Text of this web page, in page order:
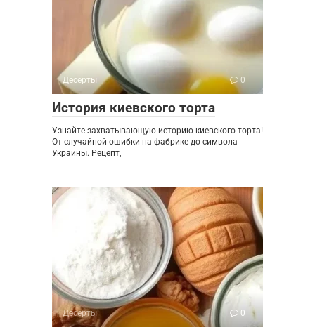
Десерты 0
История киевского торта
Узнайте захватывающую историю киевского торта!
От случайной ошибки на фабрике до символа
Украины. Рецепт,
Десерты 0